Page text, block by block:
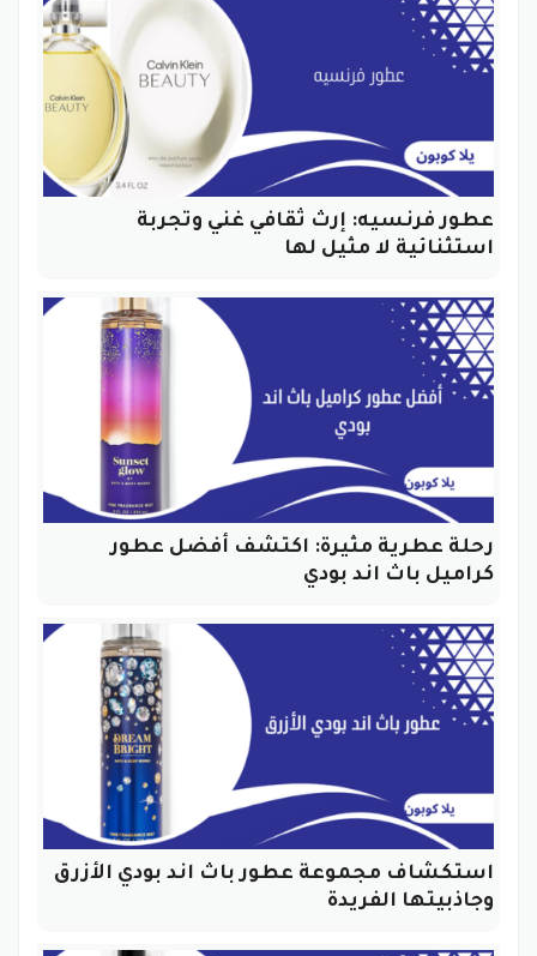
عطور فرنسيه: إرث ثقافي غني وتجربة
استثنائية لا مثيل لها
رحلة عطرية مثيرة: اكتشف أفضل عطور
كراميل باث اند بودي
استكشاف مجموعة عطور باث اند بودي الأزرق
وجاذبيتها الفريدة